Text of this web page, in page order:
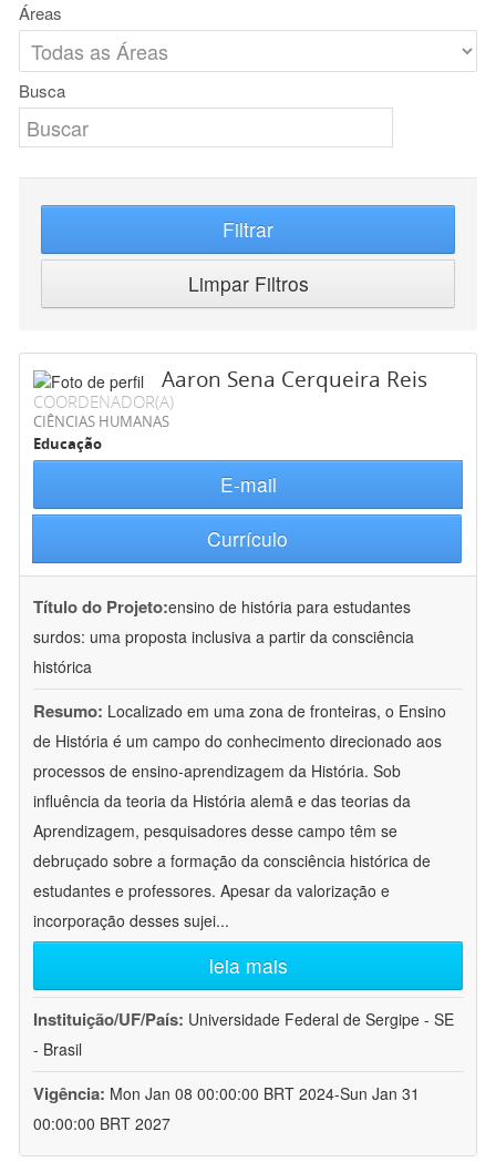
Áreas
Busca
Filtrar
Limpar Filtros
Aaron Sena Cerqueira Reis
COORDENADOR(A)
CIÊNCIAS HUMANAS
Educação
E-mail
Currículo
Título do Projeto:ensino de história para estudantes
surdos: uma proposta inclusiva a partir da consciência
histórica
Resumo: Localizado em uma zona de fronteiras, o Ensino
de História é um campo do conhecimento direcionado aos
processos de ensino-aprendizagem da História. Sob
influência da teoria da História alemã e das teorias da
Aprendizagem, pesquisadores desse campo têm se
debruçado sobre a formação da consciência histórica de
estudantes e professores. Apesar da valorização e
incorporação desses sujei...
leia mais
Instituição/UF/País: Universidade Federal de Sergipe - SE
- Brasil
Vigência: Mon Jan 08 00:00:00 BRT 2024-Sun Jan 31
00:00:00 BRT 2027